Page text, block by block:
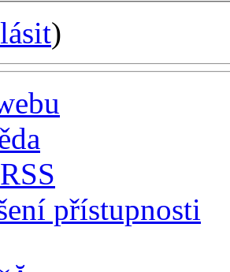
)
přístupnosti